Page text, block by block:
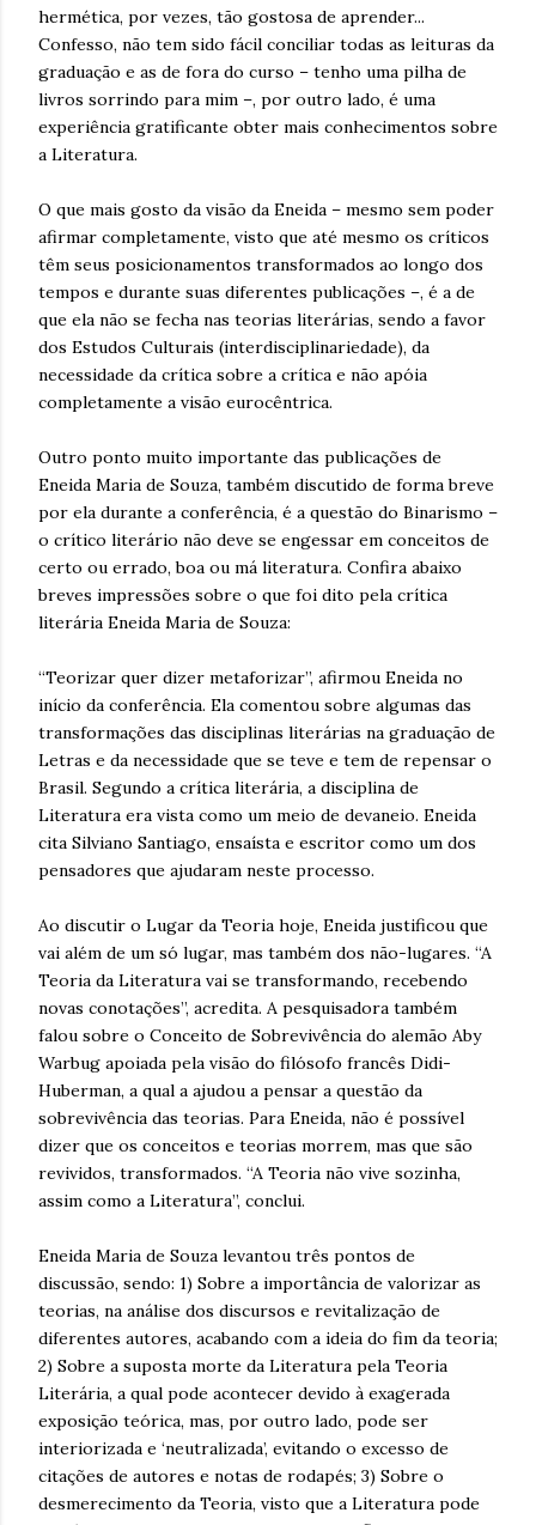
hermética, por vezes, tão gostosa de aprender...
Confesso, não tem sido fácil conciliar todas as leituras da
graduação e as de fora do curso – tenho uma pilha de
livros sorrindo para mim –, por outro lado, é uma
experiência gratificante obter mais conhecimentos sobre
a Literatura.
O que mais gosto da visão da Eneida – mesmo sem poder
afirmar completamente, visto que até mesmo os críticos
têm seus posicionamentos transformados ao longo dos
tempos e durante suas diferentes publicações –, é a de
que ela não se fecha nas teorias literárias, sendo a favor
dos Estudos Culturais (interdisciplinariedade), da
necessidade da crítica sobre a crítica e não apóia
completamente a visão eurocêntrica.
Outro ponto muito importante das publicações de
Eneida Maria de Souza, também discutido de forma breve
por ela durante a conferência, é a questão do Binarismo –
o crítico literário não deve se engessar em conceitos de
certo ou errado, boa ou má literatura. Confira abaixo
breves impressões sobre o que foi dito pela crítica
literária Eneida Maria de Souza:
“Teorizar quer dizer metaforizar”, afirmou Eneida no
início da conferência. Ela comentou sobre algumas das
transformações das disciplinas literárias na graduação de
Letras e da necessidade que se teve e tem de repensar o
Brasil. Segundo a crítica literária, a disciplina de
Literatura era vista como um meio de devaneio. Eneida
cita Silviano Santiago, ensaísta e escritor como um dos
pensadores que ajudaram neste processo.
Ao discutir o Lugar da Teoria hoje, Eneida justificou que
vai além de um só lugar, mas também dos não-lugares. “A
Teoria da Literatura vai se transformando, recebendo
novas conotações”, acredita. A pesquisadora também
falou sobre o Conceito de Sobrevivência do alemão Aby
Warbug apoiada pela visão do filósofo francês Didi-
Huberman, a qual a ajudou a pensar a questão da
sobrevivência das teorias. Para Eneida, não é possível
dizer que os conceitos e teorias morrem, mas que são
revividos, transformados. “A Teoria não vive sozinha,
assim como a Literatura”, conclui.
Eneida Maria de Souza levantou três pontos de
discussão, sendo: 1) Sobre a importância de valorizar as
teorias, na análise dos discursos e revitalização de
diferentes autores, acabando com a ideia do fim da teoria;
2) Sobre a suposta morte da Literatura pela Teoria
Literária, a qual pode acontecer devido à exagerada
exposição teórica, mas, por outro lado, pode ser
interiorizada e ‘neutralizada’, evitando o excesso de
citações de autores e notas de rodapés; 3) Sobre o
desmerecimento da Teoria, visto que a Literatura pode